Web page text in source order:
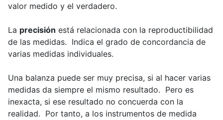
valor medido y el verdadero.
La precisión está relacionada con la reproductibilidad
de las medidas. Indica el grado de concordancia de
varias medidas individuales.
Una balanza puede ser muy precisa, si al hacer varias
medidas da siempre el mismo resultado. Pero es
inexacta, si ese resultado no concuerda con la
realidad. Por tanto, a los instrumentos de medida